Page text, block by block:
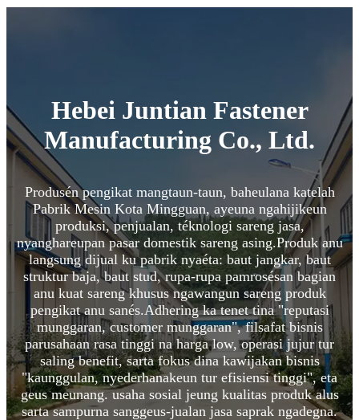
Hebei Juntian Fastener
Manufacturing Co., Ltd.
Produsén pengikat mangtaun-taun, baheulana katelah
Pabrik Mesin Kota Mingguan, ayeuna ngahijikeun
produksi, penjualan, téknologi sareng jasa,
nyanghareupan pasar domestik sareng asing.Produk anu
langsung dijual ku pabrik nyaéta: baut jangkar, baut
struktur baja, baut stud, rupa-rupa pamrosésan bagian
anu kuat sareng khusus ngawangun sareng produk
pengikat anu sanés.Adhering ka tenet tina "reputasi
munggaran, customer munggaran", filsafat bisnis
parusahaan rasa tinggi na harga low, operasi jujur ​​tur
saling benefit, sarta fokus dina kawijakan bisnis
"kaunggulan, nyederhanakeun tur efisiensi tinggi", eta
geus meunang. usaha sosial jeung kualitas produk alus
sarta sampurna sanggeus-jualan jasa saprak ngadegna.